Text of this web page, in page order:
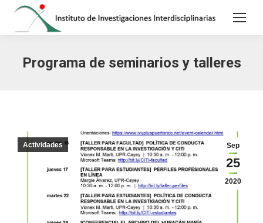
Programa de seminarios y talleres
Sep
25
2020
Actividades